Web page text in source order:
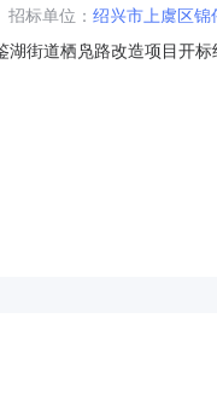
招标单位： 绍兴市上虞区
街道栖凫路改造项目开
投标